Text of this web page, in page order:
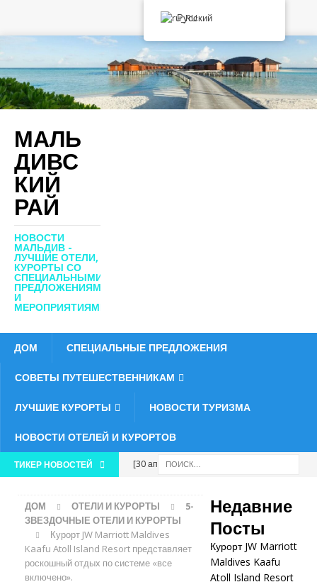
МАЛЬ
ДИВС
КИЙ
РАЙ
НОВОСТИ
МАЛЬДИВ -
ЛУЧШИЕ ОТЕЛИ,
КУРОРТЫ СО
СПЕЦИАЛЬНЫМИ
ПРЕДЛОЖЕНИЯМИ
И
МЕРОПРИЯТИЯМИ
ДОМ СПЕЦИАЛЬНЫЕ ПРЕДЛОЖЕНИЯ
СОВЕТЫ ПУТЕШЕСТВЕННИКАМ
ЛУЧШИЕ КУРОРТЫ НОВОСТИ ТУРИЗМА
НОВОСТИ ОТЕЛЕЙ И КУРОРТОВ
ТИКЕР НОВОСТЕЙ
[30 апреля
Курорт JW
Marriott
Maldives Kaafu
ДОМ ОТЕЛИ И КУРОРТЫ
5-
ЗВЕЗДОЧНЫЕ ОТЕЛИ И КУРОРТЫ
Курорт JW Marriott Maldives
Kaafu Atoll Island Resort представляет
роскошный отдых по системе «все
включено».
Недавние
Посты
Курорт JW Marriott
Maldives Kaafu
Atoll Island Resort
Русский